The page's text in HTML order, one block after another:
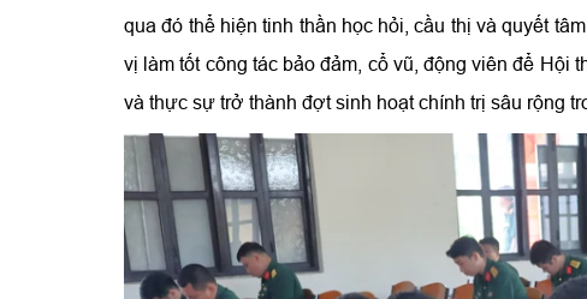
qua đó thể hiện tinh thần học hỏi, cầu thị và quyết
vị làm tốt công tác bảo đảm, cổ vũ, động viên để Hội
và thực sự trở thành đợt sinh hoạt chính trị sâu rộng